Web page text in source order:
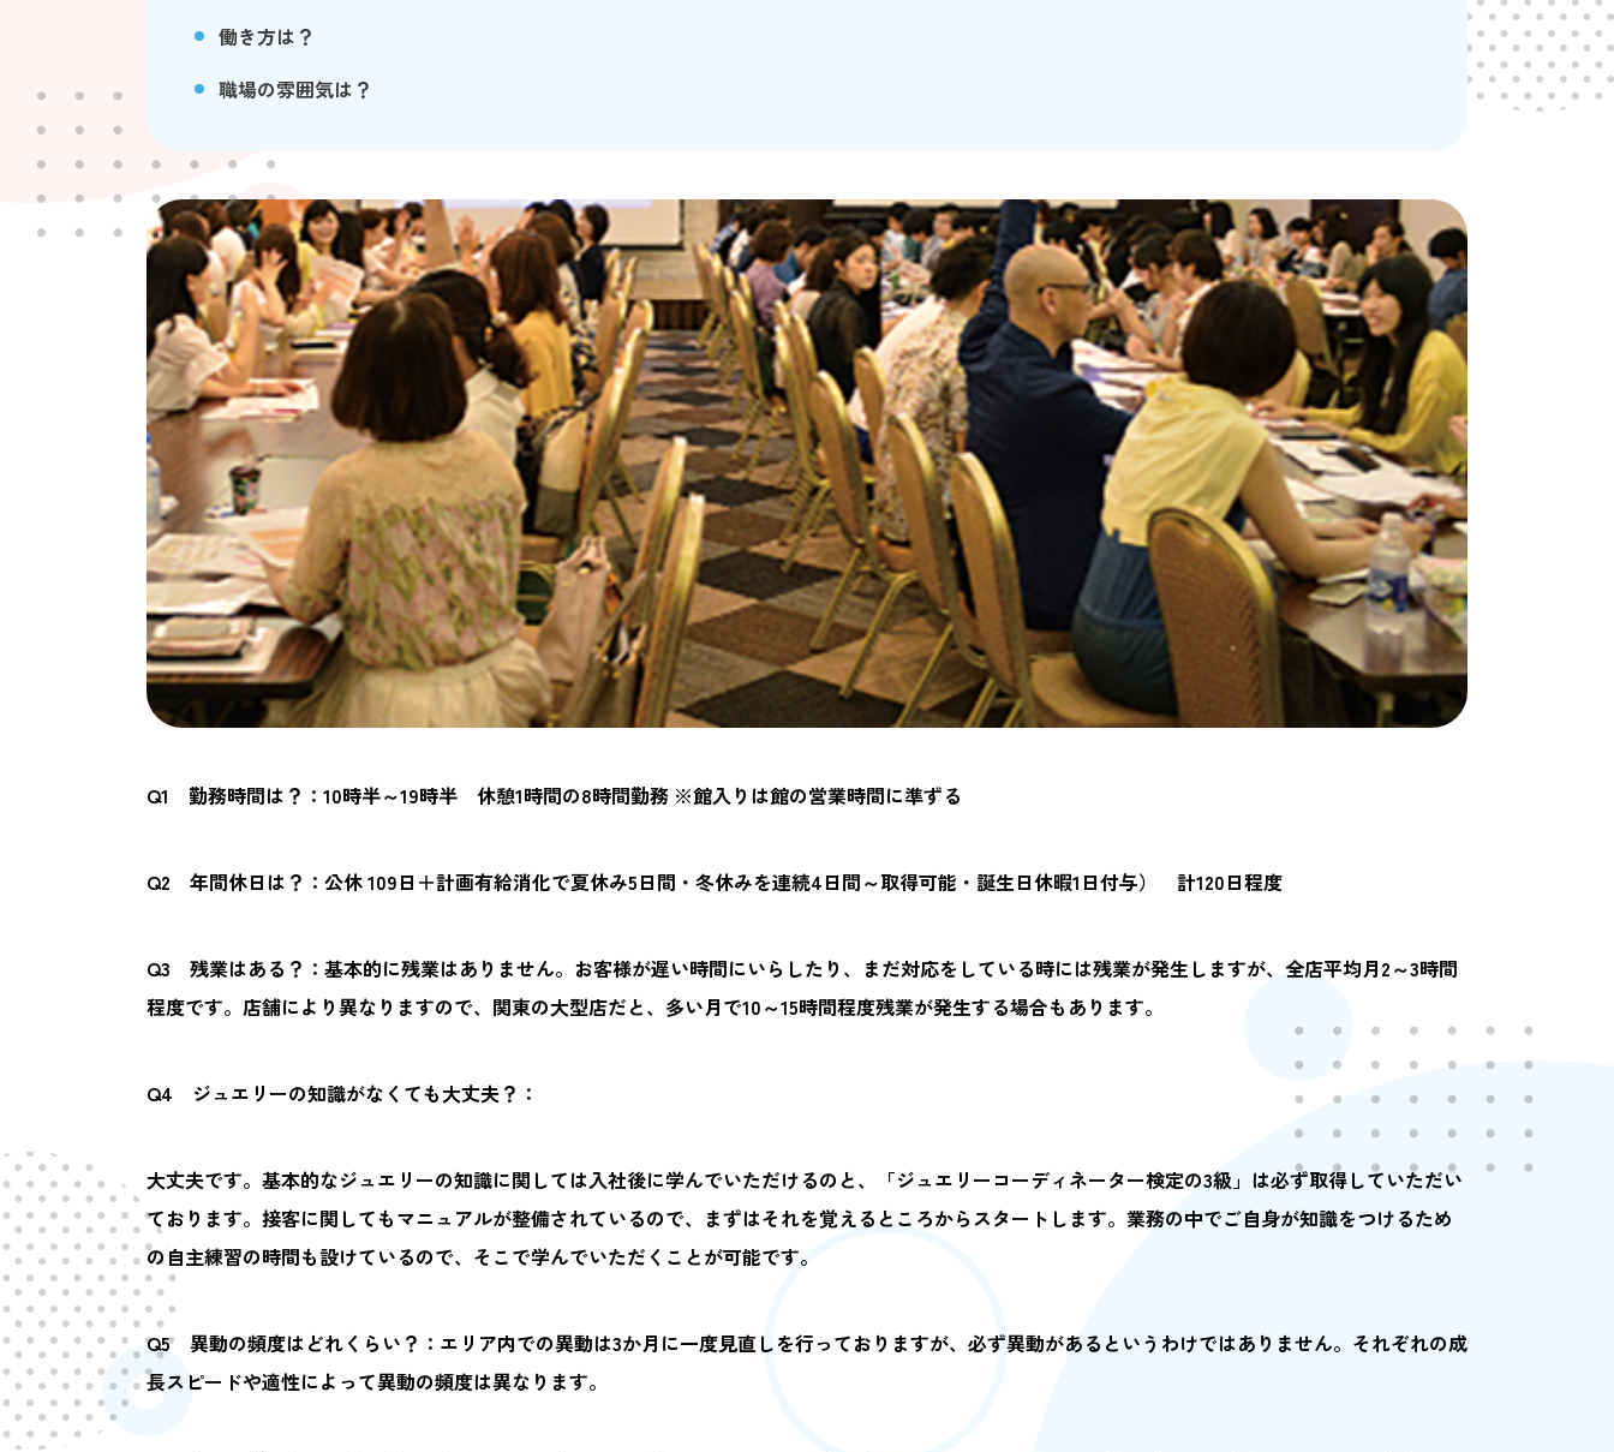
働き方は？
職場の雰囲気は？
Q1 勤務時間は？：10時半～19時半 休憩1時間の8時間勤務 ※館入りは館の営業時間に準ずる
Q2 年間休日は？：公休 109日＋計画有給消化で夏休み5日間・冬休みを連続4日間～取得可能・誕生日休暇1日付与） 計120日程度
Q3 残業はある？：基本的に残業はありません。お客様が遅い時間にいらしたり、まだ対応をしている時には残業が発生しますが、全店平均月2～3時間
程度です。店舗により異なりますので、関東の大型店だと、多い月で10～15時間程度残業が発生する場合もあります。
Q4 ジュエリーの知識がなくても大丈夫？：
大丈夫です。基本的なジュエリーの知識に関しては入社後に学んでいただけるのと、「ジュエリーコーディネーター検定の3級」は必ず取得していただい
ております。接客に関してもマニュアルが整備されているので、まずはそれを覚えるところからスタートします。業務の中でご自身が知識をつけるため
の自主練習の時間も設けているので、そこで学んでいただくことが可能です。
Q5 異動の頻度はどれくらい？：エリア内での異動は3か月に一度見直しを行っておりますが、必ず異動があるというわけではありません。それぞれの成
長スピードや適性によって異動の頻度は異なります。